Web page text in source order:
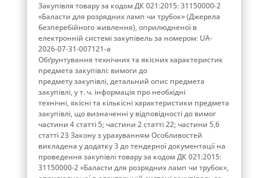
Закупівля товару за кодом ДК 021:2015: 31150000-2
«Баласти для розрядних ламп чи трубок» (Джерела
безперебійного живлення), оприлюдненої в
електронній системі закупівель за номером: UA-
2026-07-31-007121-a
Обґрунтування технічних та якісних характеристик
предмета закупівлі: вимоги до
предмету закупівлі, детальний опис предмета
закупівлі, у т. ч. інформація про необхідні
технічні, якісні та кількісні характеристики предмета
закупівлі, що визначенні у відповідності до вимог
частини 4 статті 5; частини 2 статті 22; частини 5,6
статті 23 Закону з урахуванням Особливостей
викладена у додатку 3 до тендерної документації на
проведення закупівлі товару за кодом ДК 021:2015:
31150000-2 «Баласти для розрядних ламп чи трубок»,